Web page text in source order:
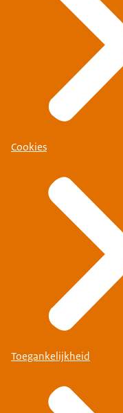
Cookies
Toegankelijkheid